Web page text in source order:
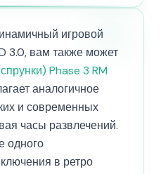
игровой
3.0, вам также может
Phase 3 RM
аналогичное
и современных
часы развлечений.
одного
в ретро